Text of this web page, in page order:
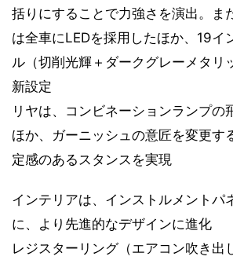
括りにすることで力強さを演出。ま
は全車にLEDを採用したほか、19イ
ル（切削光輝＋ダークグレーメタリ
新設定
リヤは、コンビネーションランプの
ほか、ガーニッシュの意匠を変更す
定感のあるスタンスを実現
インテリアは、インストルメントパ
に、より先進的なデザインに進化
レジスターリング（エアコン吹き出